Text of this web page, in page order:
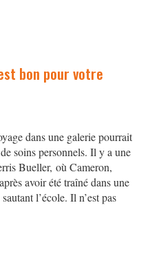
bon pour votre
dans une galerie pourrait
soins personnels. Il y a une
Bueller, où Cameron,
avoir été traîné dans une
l’école. Il n’est pas